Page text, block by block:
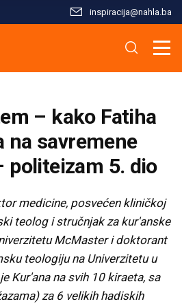
inspiracija@nahla.bа
– kako Fatiha
na savremene
politeizam 5. dio
medicine, posvećen kliničkoj
teolog i stručnjak za kur'anske
McMaster i doktorant
teologiju na Univerzitetu u
Kur'ana na svih 10 kiraeta, sa
za 6 velikih hadiskih